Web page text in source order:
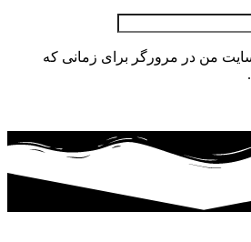
من در مرورگر برای زمانی که